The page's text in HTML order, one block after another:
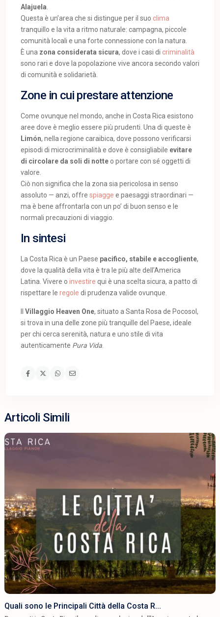
Alajuela
Questa è un’area che si distingue per il suo clima
tranquillo e la vita a ritmo naturale: campagna, piccole
comunità locali e una forte connessione con la natura.
È una zona considerata sicura, dove i casi di criminalità
sono rari e dove la popolazione vive ancora secondo valori
di comunità e solidarietà.
Zone in cui prestare attenzione
Come ovunque nel mondo, anche in Costa Rica esistono
aree dove è meglio essere più prudenti. Una di queste è
Limón, nella regione caraibica, dove possono verificarsi
episodi di microcriminalità e dove è consigliabile evitare
di circolare da soli di notte o portare con sé oggetti di
valore.
Ciò non significa che la zona sia pericolosa in senso
assoluto — anzi, offre spiagge e paesaggi straordinari —
ma è bene affrontarla con un po’ di buon senso e le
normali precauzioni di viaggio.
In sintesi
La Costa Rica è un Paese pacifico, stabile e accogliente,
dove la qualità della vita è tra le più alte dell’America
Latina. Vivere o investire qui è una scelta sicura, a patto di
rispettare le regole di prudenza valide ovunque.
Villaggio Heaven One, situato a Santa Rosa de Pocosol,
si trova in una delle zone più tranquille del Paese, ideale
per chi cerca serenità, natura e uno stile di vita
autenticamente Pura Vida
Articoli Simili
Quali sono le Principali Città della Costa R...